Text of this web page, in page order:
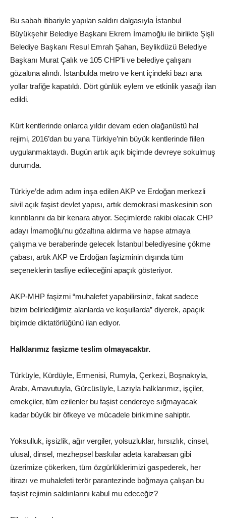
Bu sabah itibariyle yapılan saldırı dalgasıyla İstanbul
Büyükşehir Belediye Başkanı Ekrem İmamoğlu ile birlikte Şişli
Belediye Başkanı Resul Emrah Şahan, Beylikdüzü Belediye
Başkanı Murat Çalık ve 105 CHP’li ve belediye çalışanı
gözaltına alındı. İstanbulda metro ve kent içindeki bazı ana
yollar trafiğe kapatıldı. Dört günlük eylem ve etkinlik yasağı ilan
edildi.
Kürt kentlerinde onlarca yıldır devam eden olağanüstü hal
rejimi, 2016’dan bu yana Türkiye’nin büyük kentlerinde fiilen
uygulanmaktaydı. Bugün artık açık biçimde devreye sokulmuş
durumda.
Türkiye’de adım adım inşa edilen AKP ve Erdoğan merkezli
sivil açık faşist devlet yapısı, artık demokrasi maskesinin son
kırıntılarını da bir kenara atıyor. Seçimlerde rakibi olacak CHP
adayı İmamoğlu’nu gözaltına aldırma ve hapse atmaya
çalışma ve beraberinde gelecek İstanbul belediyesine çökme
çabası, artık AKP ve Erdoğan faşizminin dışında tüm
seçeneklerin tasfiye edileceğini apaçık gösteriyor.
AKP-MHP faşizmi “muhalefet yapabilirsiniz, fakat sadece
bizim belirlediğimiz alanlarda ve koşullarda” diyerek, apaçık
biçimde diktatörlüğünü ilan ediyor.
Halklarımız faşizme teslim olmayacaktır.
Türküyle, Kürdüyle, Ermenisi, Rumyla, Çerkezi, Boşnakıyla,
Arabı, Arnavutuyla, Gürcüsüyle, Lazıyla halklarımız, işçiler,
emekçiler, tüm ezilenler bu faşist cendereye sığmayacak
kadar büyük bir öfkeye ve mücadele birikimine sahiptir.
Yoksulluk, işsizlik, ağır vergiler, yolsuzluklar, hırsızlık, cinsel,
ulusal, dinsel, mezhepsel baskılar adeta karabasan gibi
üzerimize çökerken, tüm özgürlüklerimizi gaspederek, her
itirazı ve muhalefeti terör parantezinde boğmaya çalışan bu
faşist rejimin saldırılarını kabul mu edeceğiz?